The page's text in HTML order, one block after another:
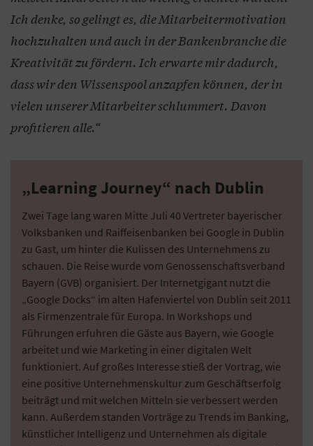
Ich denke, so gelingt es, die Mitarbeitermotivation
hochzuhalten und auch in der Bankenbranche die
Kreativität zu fördern. Ich erwarte mir dadurch,
dass wir den Wissenspool anzapfen können, der in
vielen unserer Mitarbeiter schlummert. Davon
profitieren alle.“
„Learning Journey“ nach Dublin
Zwei Tage lang waren Mitte Juli 40 Vertreter bayerischer
Volksbanken und Raiffeisenbanken bei Google in Dublin
zu Gast, um hinter die Kulissen des Unternehmens zu
schauen. Die Reise wurde vom Genossenschaftsverband
Bayern (GVB) organisiert. Der Internetgigant nutzt die
„Google Docks“ im alten Hafenviertel von Dublin seit 2011
als Firmenzentrale für Europa. In Workshops und
Führungen erfuhren die Gäste aus Bayern, wie Google
arbeitet und wie Marketing in einer digitalen Welt
funktioniert. Auf großes Interesse stieß der Vortrag, wie
eine positive Unternehmenskultur zum Geschäftserfolg
beiträgt und mit welchen Mitteln sie verbessert werden
kann. Außerdem standen Vorträge zu Trends im Banking,
künstlicher Intelligenz und Unternehmen als digitale